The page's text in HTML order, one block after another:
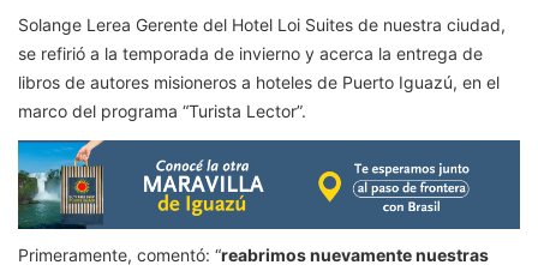
Solange Lerea Gerente del Hotel Loi Suites de nuestra ciudad,
se refirió a la temporada de invierno y acerca la entrega de
libros de autores misioneros a hoteles de Puerto Iguazú, en el
marco del programa “Turista Lector”.
Primeramente, comentó: “reabrimos nuevamente nuestras